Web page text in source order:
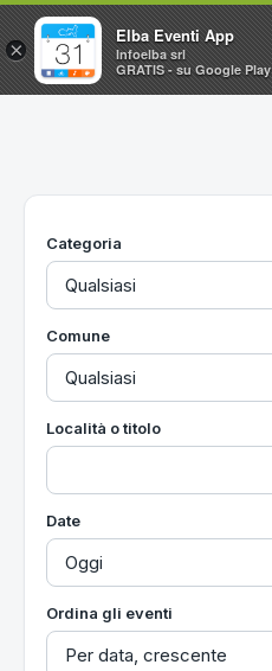
Home
Utilità
Categoria
Comune
Località o titolo
Date
Ordina gli eventi
×
Elba Eventi App
Infoelba srl
GRATIS - su Google Play